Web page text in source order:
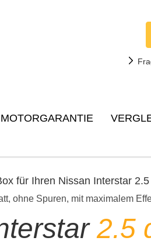
MOTORGARANTIE
für Ihren Nissan Interstar
ohne Spuren, mit maximalem
2.5